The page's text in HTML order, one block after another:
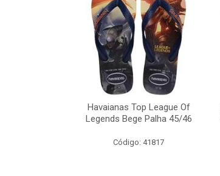
Havaianas Top League Of
Legends Bege Palha 45/46
Código: 41817